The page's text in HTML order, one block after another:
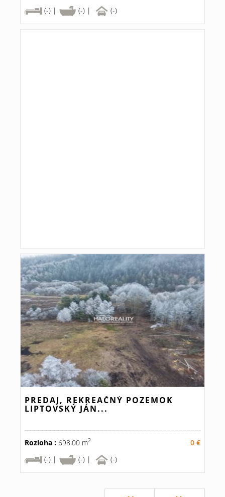
(-) |
(-) | (-)
PREDAJ, REKREAČNÝ POZEMOK
LIPTOVSKÝ JÁN...
Rozloha : 698.00 m2
0 €
(-) |
(-) | (-)